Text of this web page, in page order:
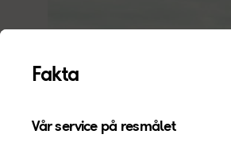
Fakta
Vår service på resmålet